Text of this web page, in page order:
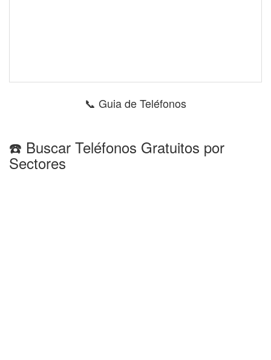
📞 Guia de Teléfonos
☎️ Buscar Teléfonos Gratuitos por
Sectores